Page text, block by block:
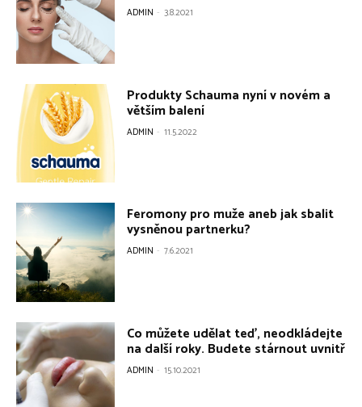
ADMIN - 3.8.2021
Produkty Schauma nyní v novém a
větším balení
ADMIN - 11.5.2022
Feromony pro muže aneb jak sbalit
vysněnou partnerku?
ADMIN - 7.6.2021
Co můžete udělat teď, neodkládejte
na další roky. Budete stárnout uvnitř
ADMIN - 15.10.2021